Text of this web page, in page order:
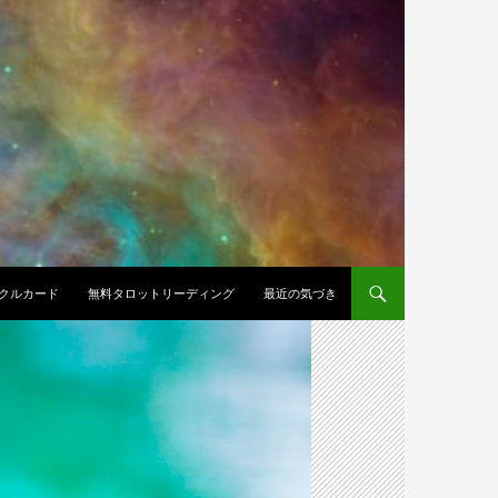
ルカード 無料タロットリーディング 最近の気づき